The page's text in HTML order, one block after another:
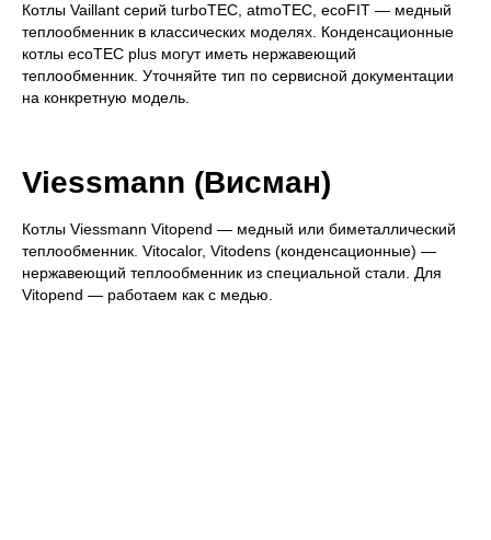
Котлы Vaillant серий turboTEC, atmoTEC, ecoFIT — медный
теплообменник в классических моделях. Конденсационные
котлы ecoTEC plus могут иметь нержавеющий
теплообменник. Уточняйте тип по сервисной документации
на конкретную модель.
Viessmann (Висман)
Котлы Viessmann Vitopend — медный или биметаллический
теплообменник. Vitocalor, Vitodens (конденсационные) —
нержавеющий теплообменник из специальной стали. Для
Vitopend — работаем как с медью.